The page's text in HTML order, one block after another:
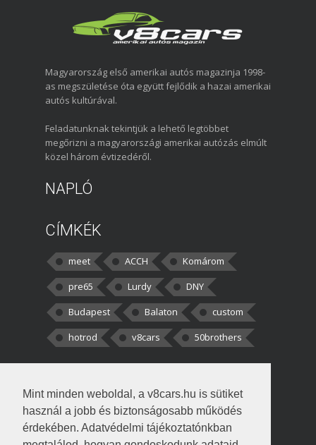
Mint minden weboldal, a v8cars.hu is sütiket
használ a jobb és biztonságosabb működés
érdekében. Adatvédelmi tájékoztatónkban
Magyarország első amerikai autós magazinja 1998-
as megszületése óta együtt fejlődik a hazai amerikai
autós kultúrával.
Feladatunknak tekintjük a lehető legtöbbet
megőrizni a magyarországi amerikai autózás elmúlt
közel három évtizedéről.
NAPLÓ
CÍMKÉK
meet ACCH
Komárom
pre65
Lurdy
DNY
Budapest
Balaton
custom
hotrod
v8cars 50brothers
kortisz:Elszúrtam! Én csak két
darabbaal számoltam. Nem tudtam, hogy fél autót,